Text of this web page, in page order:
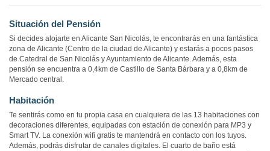
Situación del Pensión
Si decides alojarte en Alicante San Nicolás, te encontrarás en una fantástica
zona de Alicante (Centro de la ciudad de Alicante) y estarás a pocos pasos
de Catedral de San Nicolás y Ayuntamiento de Alicante. Además, esta
pensión se encuentra a 0,4km de Castillo de Santa Bárbara y a 0,8km de
Mercado central.
Habitación
Te sentirás como en tu propia casa en cualquiera de las 13 habitaciones con
decoraciones diferentes, equipadas con estación de conexión para MP3 y
Smart TV. La conexión wifi gratis te mantendrá en contacto con los tuyos.
Además, podrás disfrutar de canales digitales. El cuarto de baño está